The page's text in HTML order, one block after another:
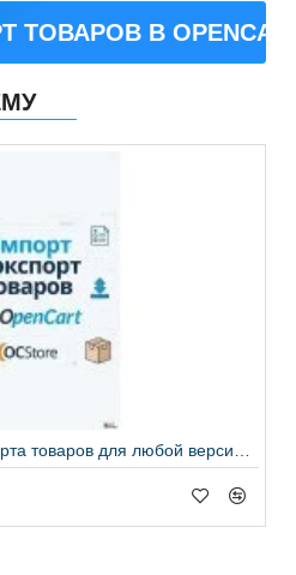
ТОВАРОВ В